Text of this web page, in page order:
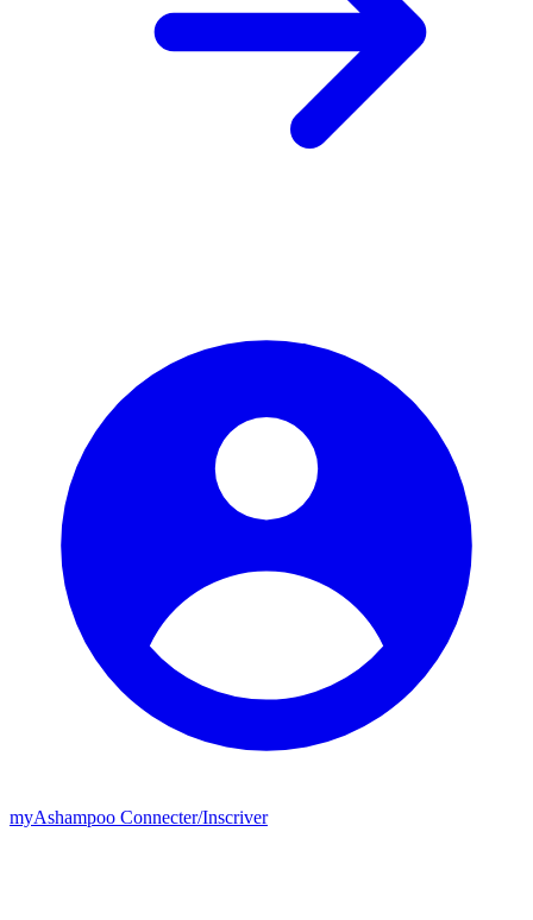
myAshampoo Connecter/Inscriver